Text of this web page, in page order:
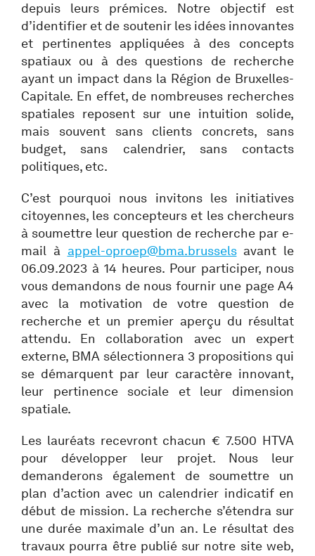
depuis leurs prémices. Notre objectif est
d’identifier et de soutenir les idées innovantes
et pertinentes appliquées à des concepts
spatiaux ou à des questions de recherche
ayant un impact dans la Région de Bruxelles-
Capitale. En effet, de nombreuses recherches
spatiales reposent sur une intuition solide,
mais souvent sans clients concrets, sans
budget, sans calendrier, sans contacts
politiques, etc.
C’est pourquoi nous invitons les initiatives
citoyennes, les concepteurs et les chercheurs
à soumettre leur question de recherche par e-
mail à appel-oproep@bma.brusselsavant le
06.09.2023 à 14 heures. Pour participer, nous
vous demandons de nous fournir une page A4
avec la motivation de votre question de
recherche et un premier aperçu du résultat
attendu. En collaboration avec un expert
externe, BMA sélectionnera 3 propositions qui
se démarquent par leur caractère innovant,
leur pertinence sociale et leur dimension
spatiale.
Les lauréats recevront chacun € 7.500 HTVA
pour développer leur projet. Nous leur
demanderons également de soumettre un
plan d’action avec un calendrier indicatif en
début de mission. La recherche s’étendra sur
une durée maximale d’un an. Le résultat des
travaux pourra être publié sur notre site web,